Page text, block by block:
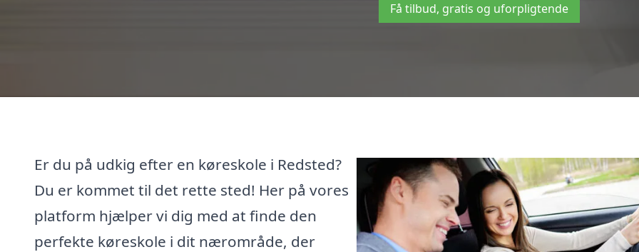
Få tilbud, gratis og uforpligtende
Er du på udkig efter en køreskole i Redsted?
Du er kommet til det rette sted! Her på vores
platform hjælper vi dig med at finde den
perfekte køreskole i dit nærområde, der